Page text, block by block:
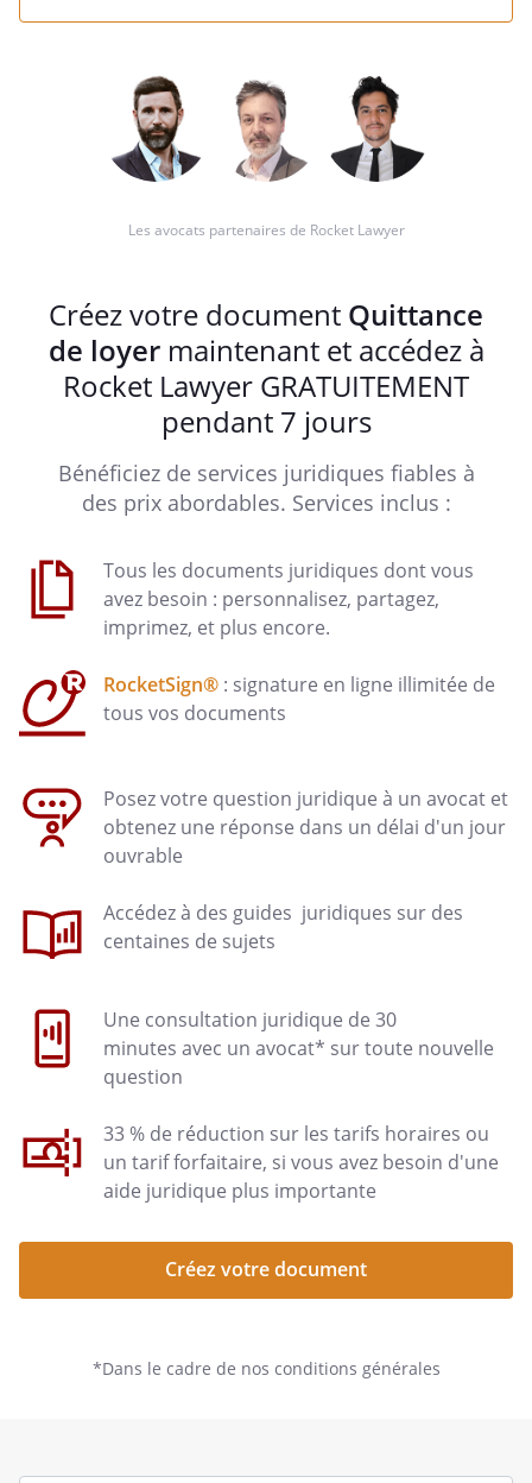
ici
Les avocats partenaires de Rocket Lawyer
Créez votre document Quittance
de loyer maintenant et accédez à
Rocket Lawyer GRATUITEMENT
pendant 7 jours
Bénéficiez de services juridiques fiables à
des prix abordables. Services inclus :
Tous les documents juridiques dont vous
avez besoin : personnalisez, partagez,
imprimez, et plus encore.
RocketSign® : signature en ligne illimitée de
tous vos documents
Posez votre question juridique à un avocat et
obtenez une réponse dans un délai d'un jour
ouvrable
Accédez à des guides juridiques sur des
centaines de sujets
Une consultation juridique de 30
minutes avec un avocat* sur toute nouvelle
question
33 % de réduction sur les tarifs horaires ou
un tarif forfaitaire, si vous avez besoin d'une
aide juridique plus importante
Créez votre document
*Dans le cadre de nos conditions générales